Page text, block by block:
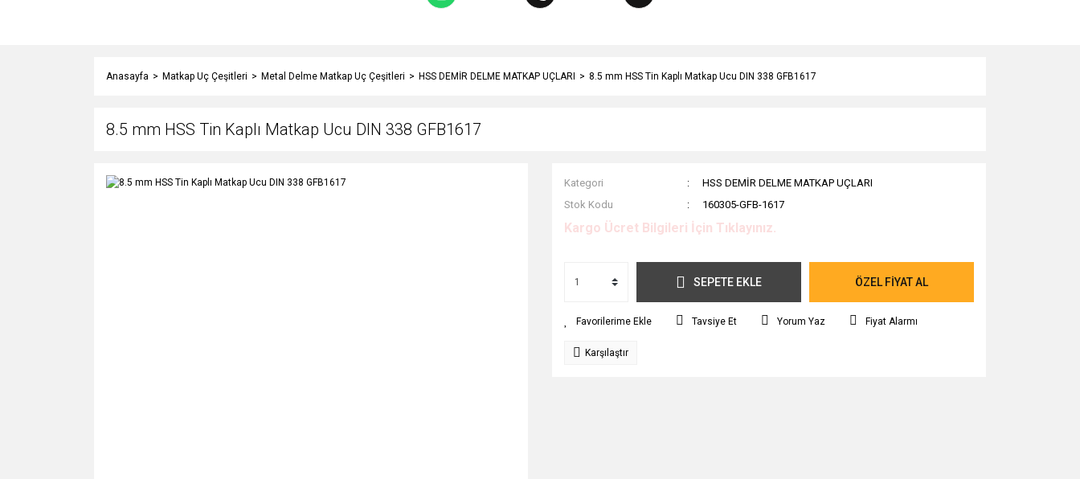
Anasayfa Matkap Uç Çeşitleri Metal Delme Matkap Uç Çeşitleri HSS DEMİR DELME MATKAP UÇLARI 8.5 mm HSS Tin Kaplı Matkap Ucu DIN 338 GFB1617
8.5 mm HSS Tin Kaplı Matkap Ucu DIN 338 GFB1617
Kategori
HSS DEMİR DELME MATKAP UÇLARI
Stok Kodu
160305-GFB-1617
Kargo Ücret Bilgileri İçin Tıklayınız.
SEPETE EKLE ÖZEL FİYAT AL
Tavsiye Et Yorum Yaz Fiyat Alarmı
Karşılaştır